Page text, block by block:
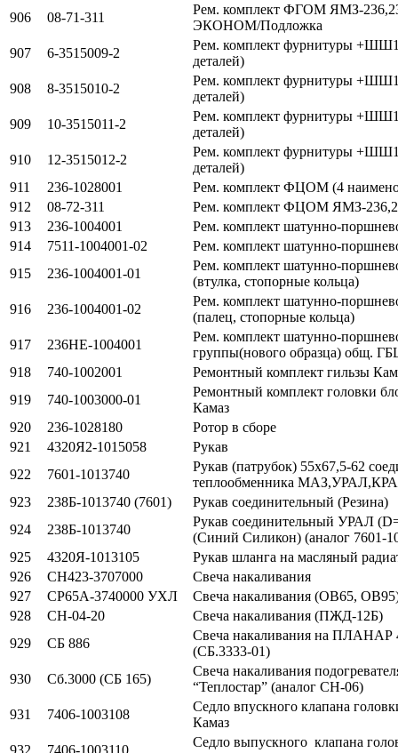
906
08-71-311
Рем. комплект ФГОМ ЯМЗ-
ЭКОНОМ/Подложка
907
6-3515009-2
Рем. комплект фурнитуры
деталей)
908
8-3515010-2
Рем. комплект фурнитуры
деталей)
909
10-3515011-2
Рем. комплект фурнитуры
деталей)
910
12-3515012-2
Рем. комплект фурнитуры
деталей)
911
236-1028001
Рем. комплект ФЦОМ (4
912
08-72-311
Рем. комплект ФЦОМ ЯМЗ-
913
236-1004001
Рем. комплект шатунно-
914
7511-1004001-02
Рем. комплект шатунно-
915
236-1004001-01
Рем. комплект шатунно-
(втулка, стопорные кольца)
916
236-1004001-02
Рем. комплект шатунно-
(палец, стопорные кольца)
917
236НЕ-1004001
Рем. комплект шатунно-
группы(нового образца) общ.
918
740-1002001
Ремонтный комплект гильзы
919
740-1003000-01
Ремонтный комплект головки
Камаз
920
236-1028180
Ротор в сборе
921
4320Я2-1015058
Рукав
922
7601-1013740
Рукав (патрубок) 55х67,5-62
теплообменника
923
238Б-1013740 (7601)
Рукав соединительный (Резина)
924
238Б-1013740
Рукав соединительный УРАЛ
(Синий Силикон) (аналог 7601-
925
4320Я-1013105
Рукав шланга на масляный
926
СН423-3707000
Свеча накаливания
927
СР65А-3740000 УХЛ
Свеча накаливания (ОВ65,
928
СН-04-20
Свеча накаливания (ПЖД-12Б)
929
СБ 886
Свеча накаливания на
(СБ.3333-01)
930
Сб.3000 (СБ 165)
Свеча накаливания
“Теплостар” (аналог СН-06)
931
7406-1003108
Седло впускного клапана
Камаз
932
7406-1003110
Седло выпускного клапана